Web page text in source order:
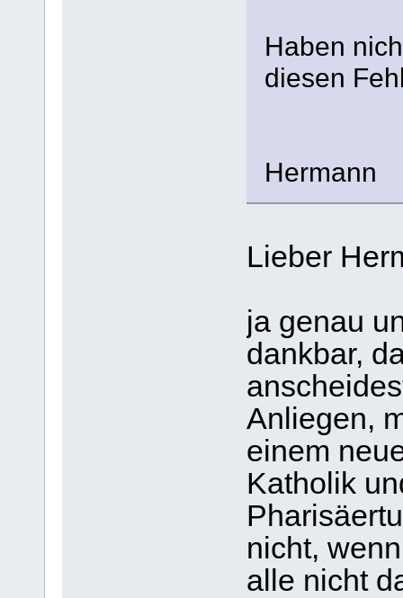
Haben
diesen
Hermann
Lieber
ja genau
dankbar,
Anliegen,
einem
Katholik
nicht,
alle nicht